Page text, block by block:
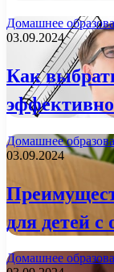
Домашнее
03.09.2024
Как
Домашнее
03.09.2024
для детей
Домашнее